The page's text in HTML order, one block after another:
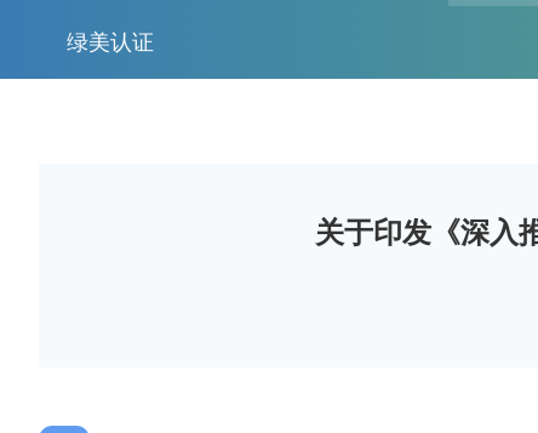
绿美认证
关于印发《深入